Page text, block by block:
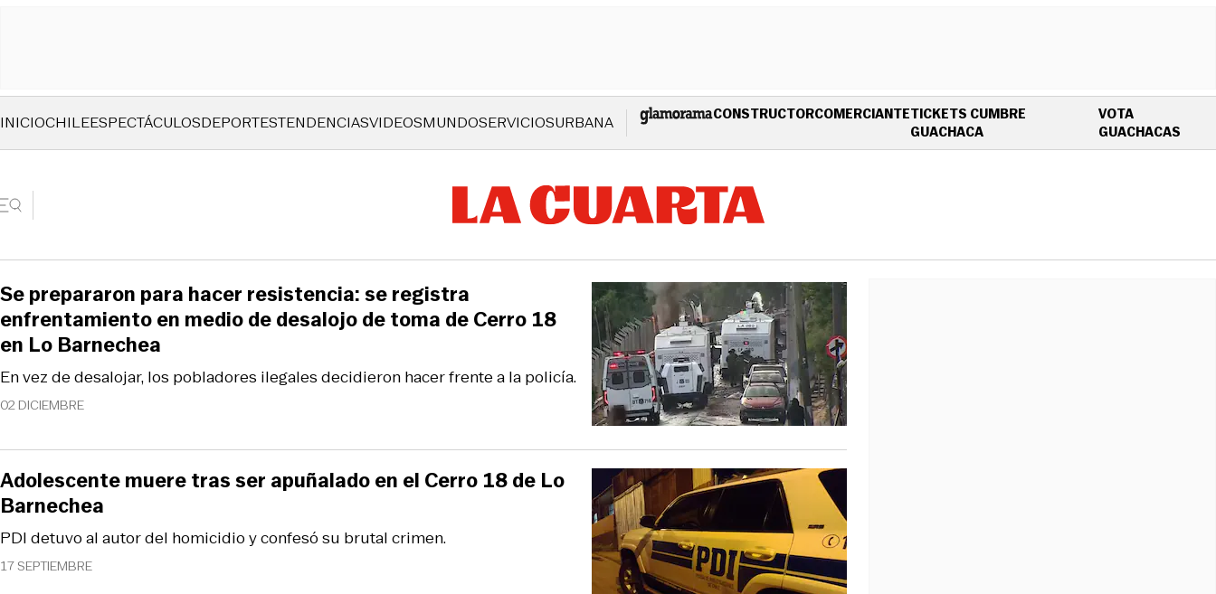
INICIOCHILEESPECTÁCULOSDEPORTESTENDENCIASVIDEOSMUNDOSERVICIOSURBANA CONSTRUCTORCOMERCIANTETICKETS CUMBRE
GUACHACAOPENS IN NEW WINDOW
VOTA
GUACHACAS
02 DICIEMBRE
En vez de desalojar, los pobladores ilegales decidieron hacer frente a la policía.
Se prepararon para hacer resistencia: se registra
enfrentamiento en medio de desalojo de toma de Cerro 18
en Lo Barnechea
17 SEPTIEMBRE
PDI detuvo al autor del homicidio y confesó su brutal crimen.
Adolescente muere tras ser apuñalado en el Cerro 18 de Lo
Barnechea